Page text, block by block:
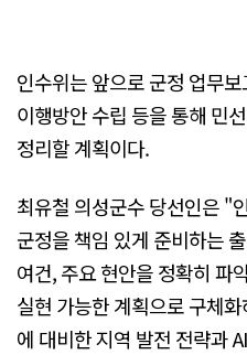
인수위는 앞으로 군정 업무
이행방안 수립 등을 통해 민
정리할 계획이다.
최유철 의성군수 당선인은 "
군정을 책임 있게 준비하는
여건, 주요 현안을 정확히 파
실현 가능한 계획으로 구체
에 대비한 지역 발전 전략과